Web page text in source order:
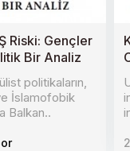
Riski: Gençler
Bir Analiz
politikaların,
İslamofobik
Balkan..